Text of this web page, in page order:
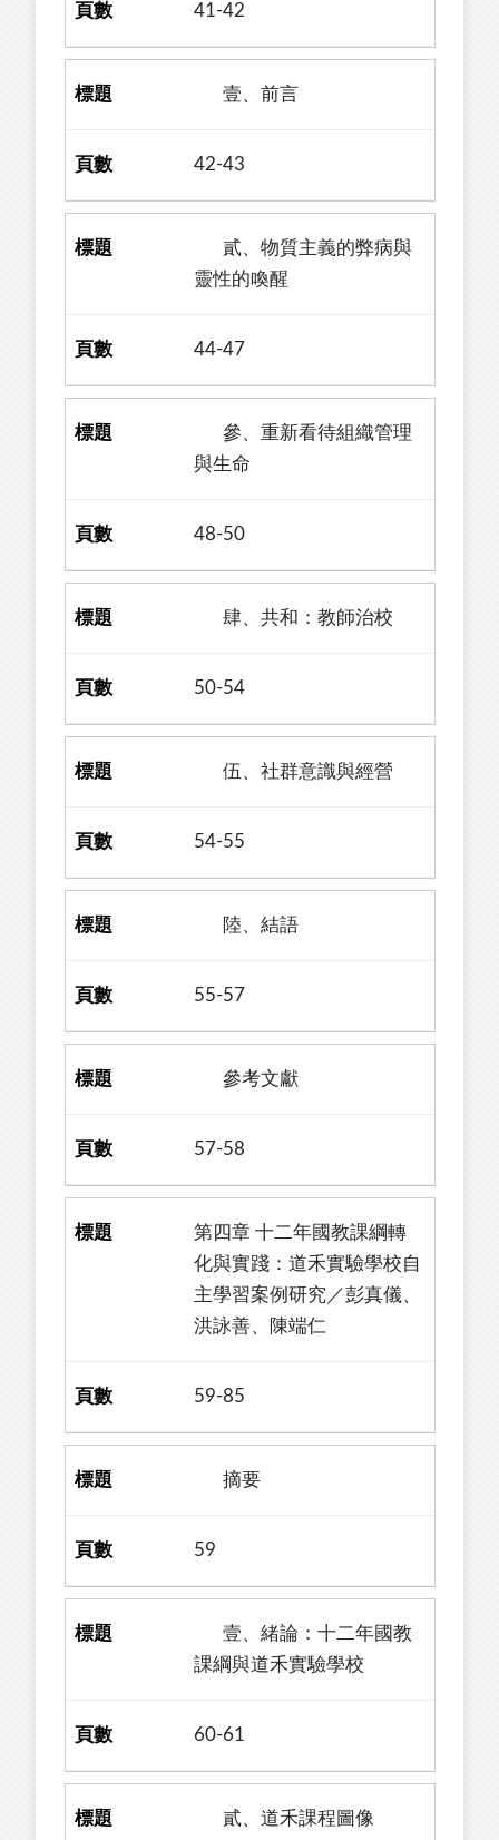
41-42
壹、前言
42-43
貳、物質主義的弊病與
靈性的喚醒
44-47
參、重新看待組織管理
與生命
48-50
肆、共和：教師治校
50-54
伍、社群意識與經營
54-55
陸、結語
55-57
參考文獻
57-58
第四章 十二年國教課綱轉
化與實踐：道禾實驗學校自
主學習案例研究／彭真儀、
洪詠善、陳端仁
59-85
摘要
59
壹、緒論：十二年國教
課綱與道禾實驗學校
60-61
貳、道禾課程圖像